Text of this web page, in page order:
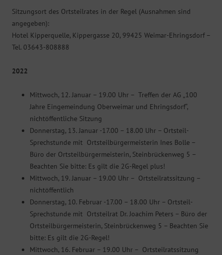
Sitzungsort des Ortsteilrates in der Regel (Ausnahmen sind
angegeben):
Hotel Kipperquelle, Kippergasse 20, 99425 Weimar-Ehringsdorf –
Tel. 03643-808888
2022
Mittwoch, 12. Januar – 19.00 Uhr – Treffen der AG „100
Jahre Eingemeindung Oberweimar und Ehringsdorf“,
nichtöffentliche Sitzung
Donnerstag, 13. Januar -17.00 – 18.00 Uhr – Ortsteil-
Sprechstunde mit Ortsteilbürgermeisterin Ines Bolle –
Büro der Ortsteilbürgermeisterin, Steinbrückenweg 5 –
Beachten Sie bitte: Es gilt die 2G-Regel plus!
Mittwoch, 19. Januar – 19.00 Uhr – Ortsteilratssitzung –
nichtöffentlich
Donnerstag, 10. Februar -17.00 – 18.00 Uhr – Ortsteil-
Sprechstunde mit Ortsteilrat Dr. Joachim Peters – Büro der
Ortsteilbürgermeisterin, Steinbrückenweg 5 – Beachten Sie
bitte: Es gilt die 2G-Regel!
Mittwoch, 16. Februar – 19.00 Uhr – Ortsteilratssitzung